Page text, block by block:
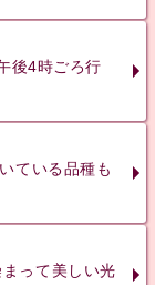
後4時ごろ行
ている品種も
って美しい光